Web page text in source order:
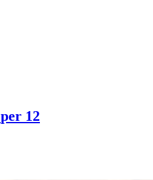
per 12